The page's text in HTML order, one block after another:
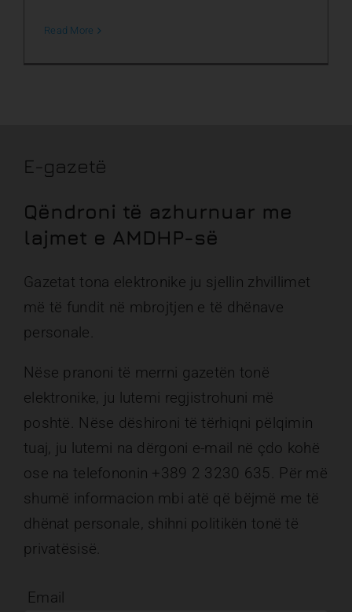
Read More
E-gazetë
Qëndroni të azhurnuar me
lajmet e AMDHP-së
Gazetat tona elektronike ju sjellin zhvillimet
më të fundit në mbrojtjen e të dhënave
personale.
Nëse pranoni të merrni gazetën tonë
elektronike, ju lutemi regjistrohuni më
poshtë. Nëse dëshironi të tërhiqni pëlqimin
tuaj, ju lutemi na dërgoni e-mail në çdo kohë
ose na telefononin +389 2 3230 635. Për më
shumë informacion mbi atë që bëjmë me të
dhënat personale, shihni politikën tonë të
privatësisë.
Email